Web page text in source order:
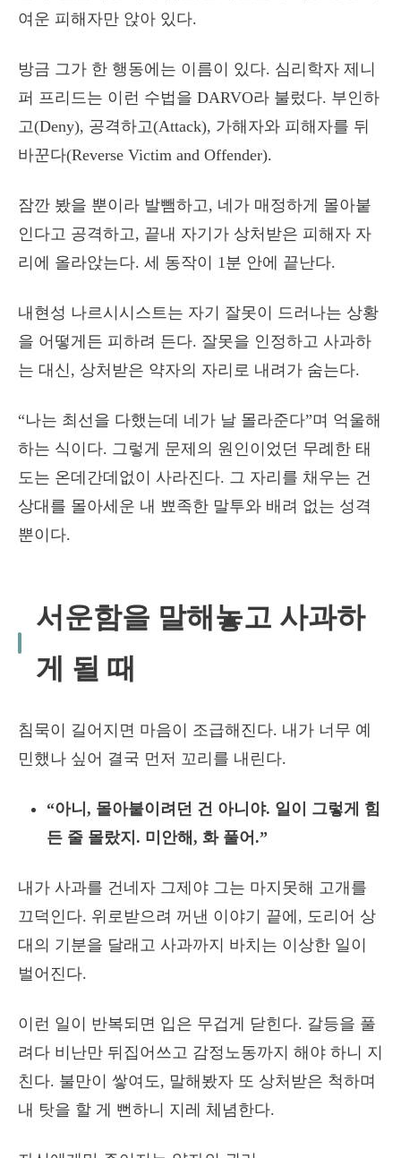
여운 피해자만 앉아 있다.
방금 그가 한 행동에는 이름이 있다. 심리학자 제니
퍼 프리드는 이런 수법을 DARVO라 불렀다. 부인하
고(Deny), 공격하고(Attack), 가해자와 피해자를 뒤
바꾼다(Reverse Victim and Offender).
잠깐 봤을 뿐이라 발뺌하고, 네가 매정하게 몰아붙
인다고 공격하고, 끝내 자기가 상처받은 피해자 자
리에 올라앉는다. 세 동작이 1분 안에 끝난다.
내현성 나르시시스트는 자기 잘못이 드러나는 상황
을 어떻게든 피하려 든다. 잘못을 인정하고 사과하
는 대신, 상처받은 약자의 자리로 내려가 숨는다.
“나는 최선을 다했는데 네가 날 몰라준다”며 억울해
하는 식이다. 그렇게 문제의 원인이었던 무례한 태
도는 온데간데없이 사라진다. 그 자리를 채우는 건
상대를 몰아세운 내 뾰족한 말투와 배려 없는 성격
뿐이다.
서운함을 말해놓고 사과하
게 될 때
침묵이 길어지면 마음이 조급해진다. 내가 너무 예
민했나 싶어 결국 먼저 꼬리를 내린다.
“아니, 몰아붙이려던 건 아니야. 일이 그렇게 힘
든 줄 몰랐지. 미안해, 화 풀어.”
내가 사과를 건네자 그제야 그는 마지못해 고개를
끄덕인다. 위로받으려 꺼낸 이야기 끝에, 도리어 상
대의 기분을 달래고 사과까지 바치는 이상한 일이
벌어진다.
이런 일이 반복되면 입은 무겁게 닫힌다. 갈등을 풀
려다 비난만 뒤집어쓰고 감정노동까지 해야 하니 지
친다. 불만이 쌓여도, 말해봤자 또 상처받은 척하며
내 탓을 할 게 뻔하니 지레 체념한다.